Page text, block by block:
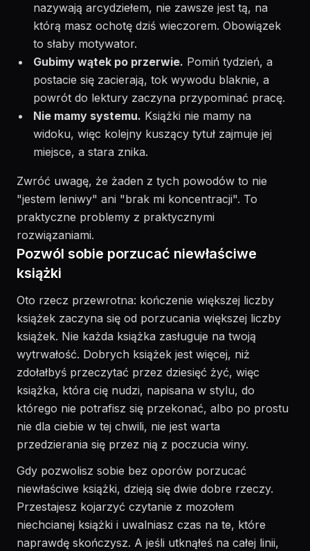
nazywają arcydziełem, nie zawsze jest tą, na
którą masz ochotę dziś wieczorem. Obowiązek
to słaby motywator.
Gubimy wątek po przerwie. Pomiń tydzień, a
postacie się zacierają, tok wywodu blaknie, a
powrót do lektury zaczyna przypominać pracę.
Nie mamy systemu. Książki nie mamy na
widoku, więc kolejny kuszący tytuł zajmuje jej
miejsce, a stara znika.
Zwróć uwagę, że żaden z tych powodów to nie
"jestem leniwy" ani "brak mi koncentracji". To
praktyczne problemy z praktycznymi
rozwiązaniami.
Pozwól sobie porzucać niewłaściwe
książki
Oto rzecz przewrotna: kończenie większej liczby
książek zaczyna się od porzucania większej liczby
książek. Nie każda książka zasługuje na twoją
wytrwałość. Dobrych książek jest więcej, niż
zdołałbyś przeczytać przez dziesięć żyć, więc
książka, która cię nudzi, napisana w stylu, do
którego nie potrafisz się przekonać, albo po prostu
nie dla ciebie w tej chwili, nie jest warta
przedzierania się przez nią z poczucia winy.
Gdy pozwolisz sobie bez oporów porzucać
niewłaściwe książki, dzieją się dwie dobre rzeczy.
Przestajesz kojarzyć czytanie z mozołem
niechcianej książki i uwalniasz czas na te, które
naprawdę skończysz. A jeśli utknąłeś na całej linii,